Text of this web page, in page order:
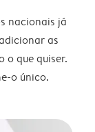
nacionais já
as
o que quiser.
o único.